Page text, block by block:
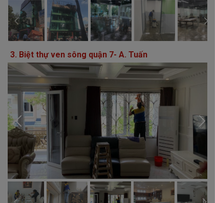
3. Biệt thự ven sông quận 7- A. Tuấn